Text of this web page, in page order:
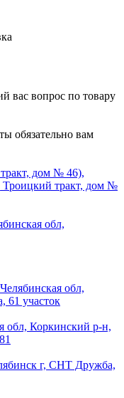
вас вопрос по товару
обязательно вам
дом № 46),
Троицкий тракт, дом №
обл,
обл,
61 участок
обл, Коркинский р-н,
г, СНТ Дружба,